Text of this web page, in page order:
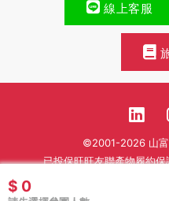
$ 0
線上客服
©2001-2026 山
已投保旺旺友聯產物履約